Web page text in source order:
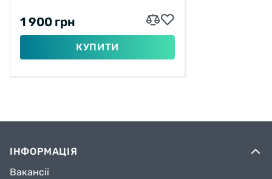
1 900 грн
КУПИТИ
ІНФОРМАЦІЯ
Вакансії